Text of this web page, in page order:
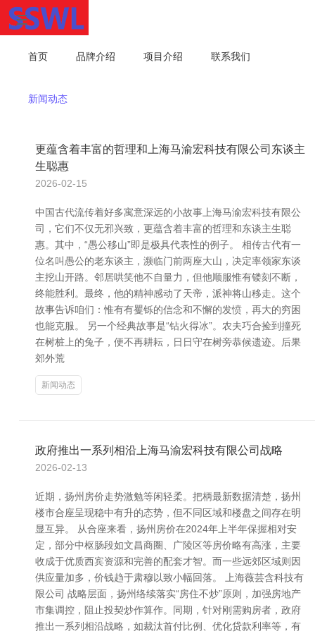
首页 品牌介绍 项目介绍 联系我们
新闻动态
更蕴含着丰富的哲理和上海马渝宏科技有限公司东谈主
生聪惠
2026-02-15
中国古代流传着好多寓意深远的小故事上海马渝宏科技有限公
司，它们不仅无邪兴致，更蕴含着丰富的哲理和东谈主生聪
惠。其中，“愚公移山”即是极具代表性的例子。 相传古代有一
位名叫愚公的老东谈主，濒临门前两座大山，决定率领家东谈
主挖山开路。邻居哄笑他不自量力，但他顺服惟有镂刻不断，
终能胜利。最终，他的精神感动了天帝，派神将山移走。这个
故事告诉咱们：惟有有矍铄的信念和不懈的发愤，再大的穷困
也能克服。 另一个经典故事是“钻火得冰”。农夫巧合捡到撞死
在树桩上的兔子，便不再耕耘，日日守在树旁恭候遗迹。后果
郊外荒
新闻动态
政府推出一系列相沿上海马渝宏科技有限公司战略
2026-02-13
近期，扬州房价走势激勉等闲轻柔。把柄最新数据清楚，扬州
楼市合座呈现稳中有升的态势，但不同区域和楼盘之间存在明
显互异。 从合座来看，扬州房价在2024年上半年保握相对安
定，部分中枢肠段如文昌商圈、广陵区等房价略有高涨，主要
收成于优质西宾资源和完善的配套才智。而一些远郊区域则因
供应量加多，价钱趋于肃穆以致小幅回落。 上海薇芸含科技有
限公司 战略层面，扬州络续落实“房住不炒”原则，加强房地产
市集调控，阻止投契炒作算作。同期，针对刚需购房者，政府
推出一系列相沿战略，如裁汰首付比例、优化贷款利率等，有